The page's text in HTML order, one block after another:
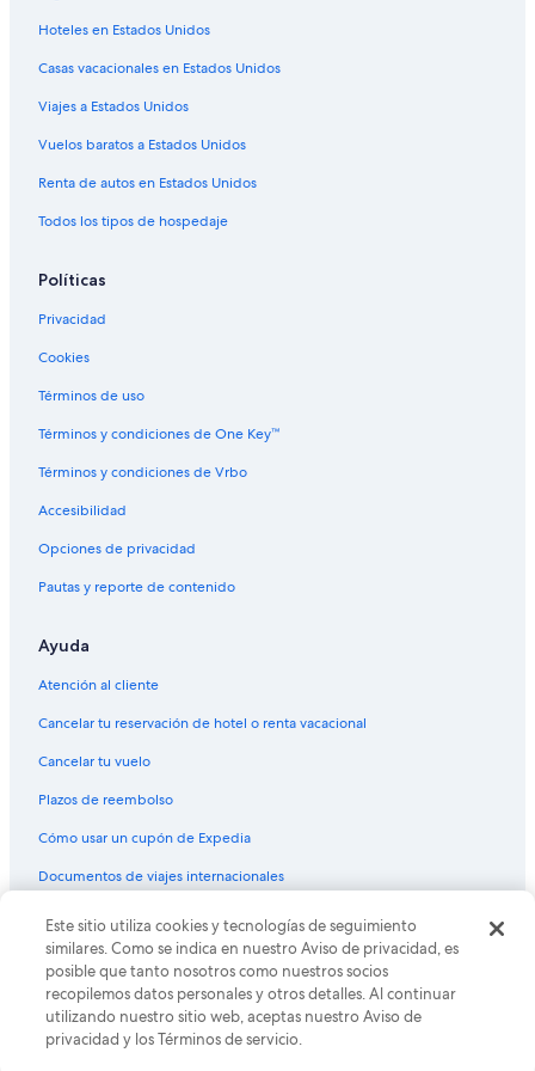
Vuelos de Newark (EWR) a Santa Cruz de Tenerife (TCI)
Vuelos de Gordon (GRN) a Santa Cruz de Tenerife (TCI)
Vuelos de Ciudad de Guatemala (GUA) a Santa Cruz de Tenerife
(TCI)
Vuelos de Hong Kong (HKG) a Santa Cruz de Tenerife (TCI)
Vuelos de Indianápolis (IND) a Santa Cruz de Tenerife (TCI)
Vuelos de Limoges (LIG) a Santa Cruz de Tenerife (TCI)
Vuelos de Londres (LON) a Santa Cruz de Tenerife (TCI)
Vuelos de La Paz (LPB) a Santa Cruz de Tenerife (TCI)
Vuelos de Aeropuerto de Madrid-Adolfo Suárez Madrid Barajas
Vuelos de Midland (MAF) a Santa Cruz de Tenerife (TCI)
Vuelos de Orlando (MCO) a Santa Cruz de Tenerife (TCI)
Vuelos de Mar del Plata (MDQ) a Santa Cruz de Tenerife (TCI)
Vuelos de Managua (MGA) a Santa Cruz de Tenerife (TCI)
Vuelos de Mannheim (MHG) a Santa Cruz de Tenerife (TCI)
Vuelos de Miami (MIA) a Santa Cruz de Tenerife (TCI)
Hoteles en Estados Unidos
Casas vacacionales en Estados Unidos
Viajes a Estados Unidos
Vuelos baratos a Estados Unidos
Renta de autos en Estados Unidos
Todos los tipos de hospedaje
Políticas
Privacidad
Cookies
Términos de uso
Términos y condiciones de One Key™
Términos y condiciones de Vrbo
Accesibilidad
Opciones de privacidad
Pautas y reporte de contenido
Ayuda
Atención al cliente
Cancelar tu reservación de hotel o renta vacacional
Cancelar tu vuelo
Plazos de reembolso
Cómo usar un cupón de Expedia
Documentos de viajes internacionales
© 2026 Expedia, Inc., una empresa de Expedia Group. Todos los
derechos reservados. Expedia y el logo de Expedia son marcas
registradas o marcas comerciales de Expedia, Inc. CST# 2029030-50.
Este sitio utiliza cookies y tecnologías de seguimiento
similares. Como se indica en nuestro Aviso de privacidad, es
posible que tanto nosotros como nuestros socios
recopilemos datos personales y otros detalles. Al continuar
utilizando nuestro sitio web, aceptas nuestro Aviso de
privacidad y los Términos de servicio.